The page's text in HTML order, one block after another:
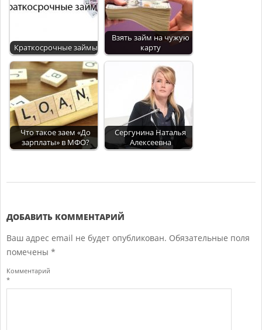
Краткосрочные займы
Взять займ на чужую
карту
Что такое заем «До
зарплаты» в МФО?
Сергунина Наталья
Алексеевна
18
ДОБАВИТЬ КОММЕНТАРИЙ
Ваш адрес email не будет опубликован. Обязательные поля
помечены *
Комментарий
*